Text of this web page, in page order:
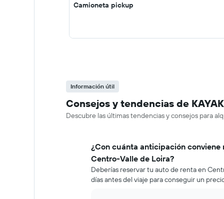
Camioneta pickup
Información útil
Consejos y tendencias de
Descubre las últimas tendencias y consejos para
¿Con cuánta anticipación
Centro-Valle de Loira?
Deberías reservar tu auto de renta en
días antes del viaje para conseguir un